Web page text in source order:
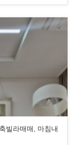
빌라매매, 마침내